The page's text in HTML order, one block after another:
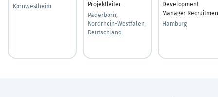
Kornwestheim
Projektleiter
Paderborn,
Nordrhein-Westfalen,
Deutschland
Development
Manager
Hamburg